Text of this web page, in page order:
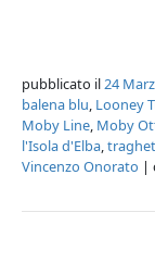
pubblicato il24
balena blu, Looney
Moby Line, Moby
l'Isola d'Elba,
Vincenzo Onorato |